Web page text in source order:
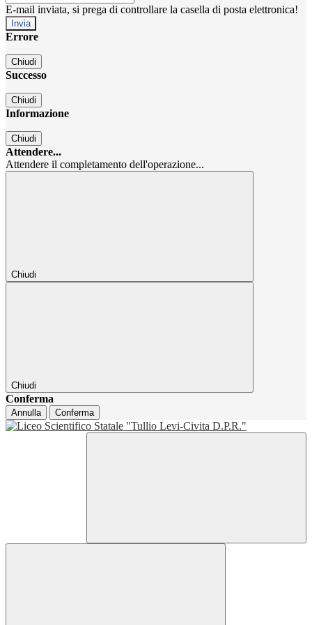
E-mail inviata, si prega di controllare la casella di posta elettronica!
Errore
Chiudi
Successo
Chiudi
Informazione
Chiudi
Attendere...
Attendere il completamento dell'operazione...
Chiudi
Chiudi
Conferma
Annulla Conferma